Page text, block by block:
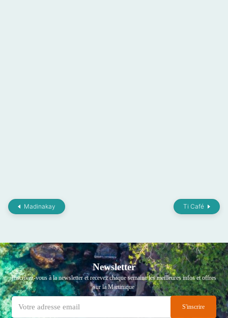
Madinakay Ti Café
Newsletter
Inscrivez-vous à la newsletter et recevez chaque semaine les meilleures infos et offres
sur la Martinique